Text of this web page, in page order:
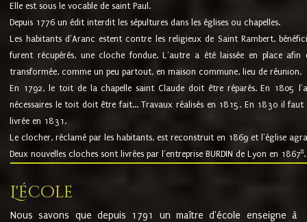
Elle est sous le vocable de saint Paul.
Depuis 1776 un édit interdit les sépultures dans les églises ou chapelles.
Les habitants d'Aranc estent contre les religieux de Saint Rambert,
furent récupérés, une cloche fondue. L'autre a été laissée en place
transformée, comme un peu partout, en maison commune, lieu de réunion.
En 1792, le toit de la chapelle saint Claude doit être réparés. En 1805
nécessaires le toit doit être fait... Travaux réalisés en 1815. En 1830 il
livrée en 1831.
Le clocher, réclamé par les habitants, est reconstruit en 1869 et l'église
Deux nouvelles cloches sont livrées par l'entreprise BURDIN de Lyon en 18678.
L'école
Nous savons que depuis 1791 un maître d'école enseigne à